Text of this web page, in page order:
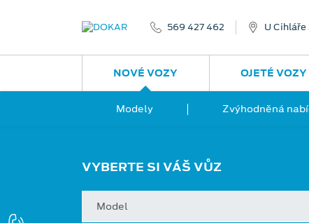
569 427 462 U
NOVÉ VOZY
Modely Zvýhodněná
OJETÉ VOZY
VYBERTE SI VÁŠ VŮZ
Model